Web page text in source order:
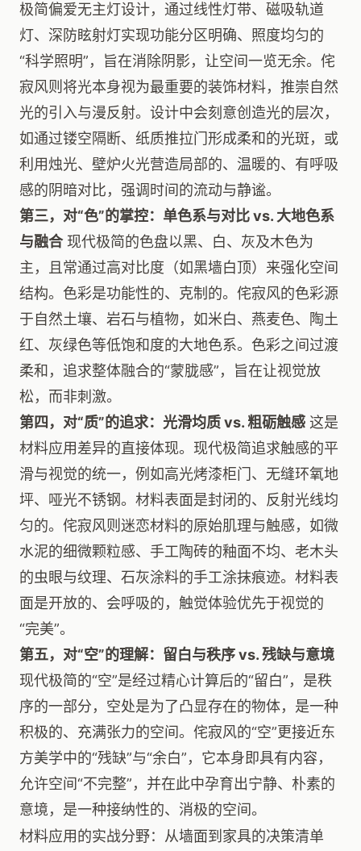
极简偏爱无主灯设计，通过线性灯带、磁吸轨道
灯、深防眩射灯实现功能分区明确、照度均匀的
“科学照明”，旨在消除阴影，让空间一览无余。侘
寂风则将光本身视为最重要的装饰材料，推崇自然
光的引入与漫反射。设计中会刻意创造光的层次，
如通过镂空隔断、纸质推拉门形成柔和的光斑，或
利用烛光、壁炉火光营造局部的、温暖的、有呼吸
感的阴暗对比，强调时间的流动与静谧。
第三，对“色”的掌控：单色系与对比 vs. 大地色系
与融合现代极简的色盘以黑、白、灰及木色为
主，且常通过高对比度（如黑墙白顶）来强化空间
结构。色彩是功能性的、克制的。侘寂风的色彩源
于自然土壤、岩石与植物，如米白、燕麦色、陶土
红、灰绿色等低饱和度的大地色系。色彩之间过渡
柔和，追求整体融合的“蒙胧感”，旨在让视觉放
松，而非刺激。
第四，对“质”的追求：光滑均质 vs. 粗砺触感 这是
材料应用差异的直接体现。现代极简追求触感的平
滑与视觉的统一，例如高光烤漆柜门、无缝环氧地
坪、哑光不锈钢。材料表面是封闭的、反射光线均
匀的。侘寂风则迷恋材料的原始肌理与触感，如微
水泥的细微颗粒感、手工陶砖的釉面不均、老木头
的虫眼与纹理、石灰涂料的手工涂抹痕迹。材料表
面是开放的、会呼吸的，触觉体验优先于视觉的
“完美”。
第五，对“空”的理解：留白与秩序 vs. 残缺与意境
现代极简的“空”是经过精心计算后的“留白”，是秩
序的一部分，空处是为了凸显存在的物体，是一种
积极的、充满张力的空间。侘寂风的“空”更接近东
方美学中的“残缺”与“余白”，它本身即具有内容，
允许空间“不完整”，并在此中孕育出宁静、朴素的
意境，是一种接纳性的、消极的空间。
材料应用的实战分野：从墙面到家具的决策清单